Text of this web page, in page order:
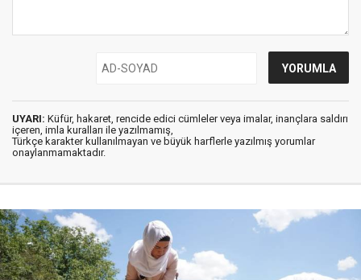
UYARI: Küfür, hakaret, rencide edici cümleler veya imalar, inançlara saldırı
içeren, imla kuralları ile yazılmamış,
Türkçe karakter kullanılmayan ve büyük harflerle yazılmış yorumlar
onaylanmamaktadır.